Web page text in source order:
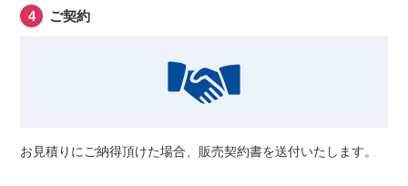
ご契約
お見積りにご納得頂けた場合、販売契約書を送付いたします。